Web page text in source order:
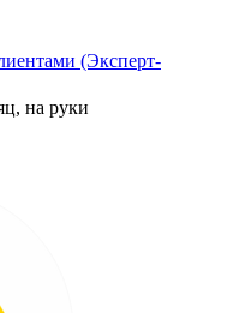
(Эксперт-
на руки